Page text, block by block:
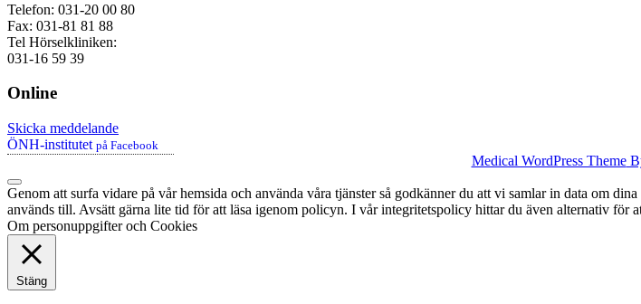
Telefon: 031-20 00 80
Fax: 031-81 81 88
Tel Hörselkliniken:
031-16 59 39
Online
Skicka meddelande
ÖNH-institutet på Facebook
Medical WordPress Theme
Genom att surfa vidare på vår hemsida och använda våra tjänster så godkänner du att vi samlar in data om
används till. Avsätt gärna lite tid för att läsa igenom policyn. I vår integritetspolicy hittar du även alternativ för
Om personuppgifter och Cookies
Stäng